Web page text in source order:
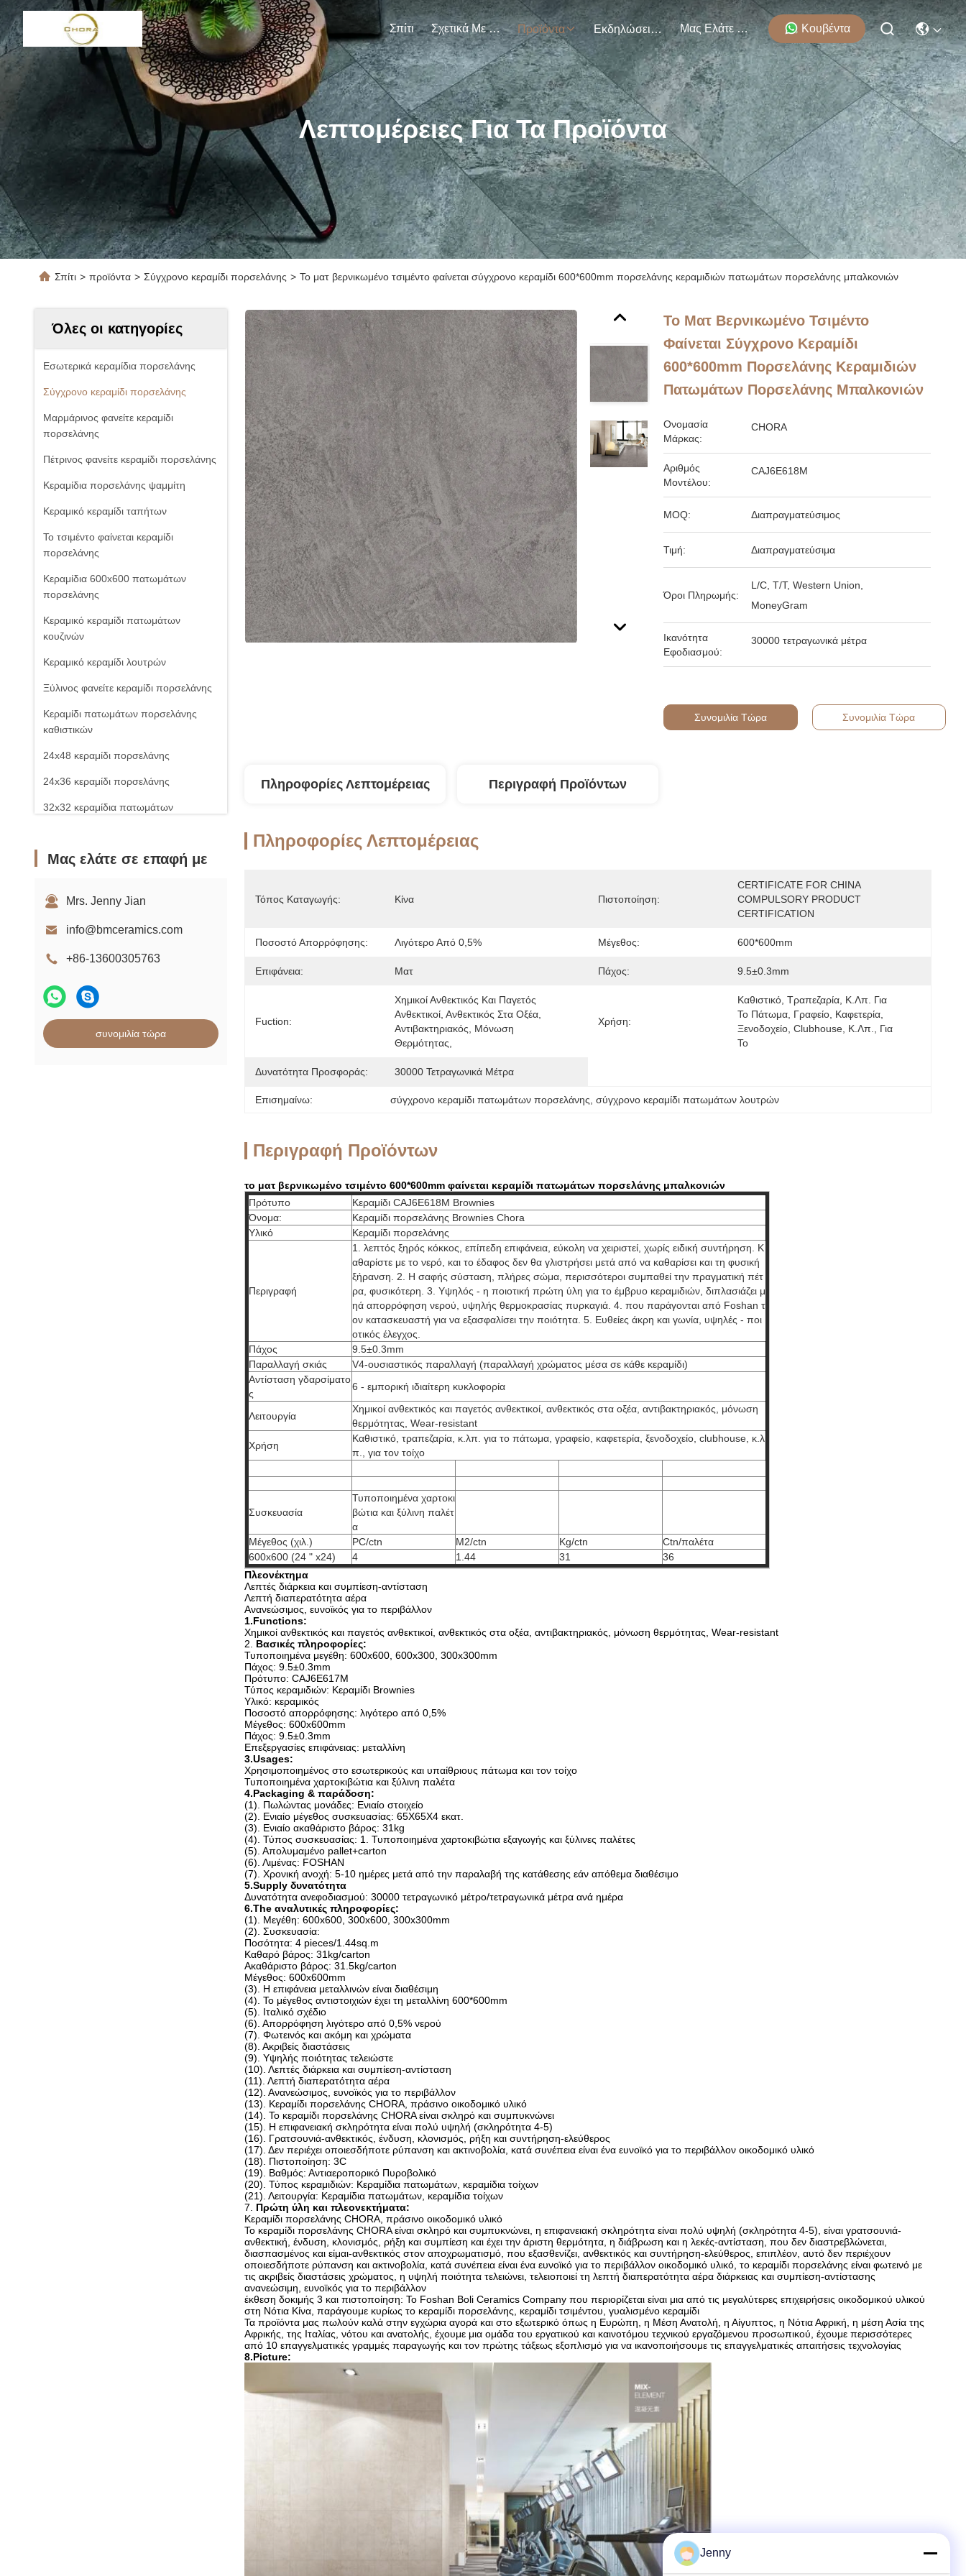
Σπίτι Σχετικά Με Εμάς Προϊόντα Εκδηλώσεις Μας Ελάτε Σε Επαφή Με Κουβέντα
Λεπτομέρειες Για Τα Προϊόντα
Σπίτι > προϊόντα > Σύγχρονο κεραμίδι πορσελάνης > Το ματ βερνικωμένο τσιμέντο φαίνεται σύγχρονο κεραμίδι 600*600mm πορσελάνης κεραμιδιών πατωμάτων πορσελάνης μπαλκονιών
Όλες οι κατηγορίες
Εσωτερικά κεραμίδια πορσελάνης
Σύγχρονο κεραμίδι πορσελάνης
Μαρμάρινος φανείτε κεραμίδι
πορσελάνης
Πέτρινος φανείτε κεραμίδι πορσελάνης
Κεραμίδια πορσελάνης ψαμμίτη
Κεραμικό κεραμίδι ταπήτων
Το τσιμέντο φαίνεται κεραμίδι
πορσελάνης
Κεραμίδια 600x600 πατωμάτων
πορσελάνης
Κεραμικό κεραμίδι πατωμάτων
κουζινών
Κεραμικό κεραμίδι λουτρών
Ξύλινος φανείτε κεραμίδι πορσελάνης
Κεραμίδι πατωμάτων πορσελάνης
καθιστικών
24x48 κεραμίδι πορσελάνης
24x36 κεραμίδι πορσελάνης
32x32 κεραμίδια πατωμάτων
Μας ελάτε σε επαφή με
Mrs. Jenny Jian
info@bmceramics.com
+86-13600305763
συνομιλία τώρα
Το Ματ Βερνικωμένο Τσιμέντο
Φαίνεται Σύγχρονο Κεραμίδι
600*600mm Πορσελάνης Κεραμιδιών
Πατωμάτων Πορσελάνης Μπαλκονιών
Ονομασία
Μάρκας:
CHORA
Αριθμός
Μοντέλου:
CAJ6E618M
MOQ: Διαπραγματεύσιμος
Τιμή: Διαπραγματεύσιμα
Όροι Πληρωμής:
L/C, T/T, Western Union,
MoneyGram
Ικανότητα
Εφοδιασμού:
30000 τετραγωνικά μέτρα
Συνομιλία Τώρα Συνομιλία Τώρα
Πληροφορίες Λεπτομέρειας Περιγραφή Προϊόντων
Πληροφορίες Λεπτομέρειας
Τόπος Καταγωγής: Κίνα Πιστοποίηση:
CERTIFICATE FOR CHINA
COMPULSORY PRODUCT
CERTIFICATION
Ποσοστό Απορρόφησης: Λιγότερο Από 0,5% Μέγεθος: 600*600mm
Επιφάνεια: Ματ Πάχος: 9.5±0.3mm
Fuction:
Χημικοί Ανθεκτικός Και Παγετός
Ανθεκτικοί, Ανθεκτικός Στα Οξέα,
Αντιβακτηριακός, Μόνωση
Θερμότητας,
Χρήση:
Καθιστικό, Τραπεζαρία, Κ.λπ. Για
Το Πάτωμα, Γραφείο, Καφετερία,
Ξενοδοχείο, Clubhouse, Κ.λπ., Για
Το
Δυνατότητα Προσφοράς: 30000 Τετραγωνικά Μέτρα
Επισημαίνω: σύγχρονο κεραμίδι πατωμάτων πορσελάνης , σύγχρονο κεραμίδι πατωμάτων λουτρών
Περιγραφή Προϊόντων
το ματ βερνικωμένο τσιμέντο 600*600mm φαίνεται κεραμίδι πατωμάτων πορσελάνης μπαλκονιών
Πρότυπο
Κεραμίδι CAJ6E618M Brownies
Όνομα:
Κεραμίδι πορσελάνης Brownies Chora
Υλικό
Κεραμίδι πορσελάνης
Περιγραφή
1. λεπτός ξηρός κόκκος, επίπεδη επιφάνεια, εύκολη να χειριστεί, χωρίς ειδική συντήρηση. Κ
αθαρίστε με το νερό, και το έδαφος δεν θα γλιστρήσει μετά από να καθαρίσει και τη φυσική
ξήρανση. 2. Η σαφής σύσταση, πλήρες σώμα, περισσότεροι συμπαθεί την πραγματική πέτ
ρα, φυσικότερη. 3. Υψηλός - η ποιοτική πρώτη ύλη για το έμβρυο κεραμιδιών, διπλασιάζει μ
ηά απορρόφηση νερού, υψηλής θερμοκρασίας πυρκαγιά. 4. που παράγονται από Foshan τ
ον κατασκευαστή για να εξασφαλίσει την ποιότητα. 5. Ευθείες άκρη και γωνία, υψηλές - ποι
οτικός έλεγχος.
Πάχος
9.5±0.3mm
Παραλλαγή σκιάς
V4-ουσιαστικός παραλλαγή (παραλλαγή χρώματος μέσα σε κάθε κεραμίδι)
Αντίσταση γδαρσίματο
ς
6 - εμπορική ιδιαίτερη κυκλοφορία
Λειτουργία
Χημικοί ανθεκτικός και παγετός ανθεκτικοί, ανθεκτικός στα οξέα, αντιβακτηριακός, μόνωση
θερμότητας, Wear-resistant
Χρήση
Καθιστικό, τραπεζαρία, κ.λπ. για το πάτωμα, γραφείο, καφετερία, ξενοδοχείο, clubhouse, κ.λ
π., για τον τοίχο
Συσκευασία
Τυποποιημένα χαρτοκι
βώτια και ξύλινη παλέτ
α
Μέγεθος (χιλ.)
PC/ctn M2/ctn Kg/ctn
Ctn/παλέτα
600x600 (24 " x24)
4 1.44 31
36
Πλεονέκτημα
Λεπτές διάρκεια και συμπίεση-αντίσταση
Λεπτή διαπερατότητα αέρα
Ανανεώσιμος, ευνοϊκός για το περιβάλλον
1.Functions:
Χημικοί ανθεκτικός και παγετός ανθεκτικοί, ανθεκτικός στα οξέα, αντιβακτηριακός, μόνωση θερμότητας, Wear-resistant
2. Βασικές πληροφορίες:
Τυποποιημένα μεγέθη: 600x600, 600x300, 300x300mm
Πάχος: 9.5±0.3mm
Πρότυπο: CAJ6E617M
Τύπος κεραμιδιών: Κεραμίδι Brownies
Υλικό: κεραμικός
Ποσοστό απορρόφησης: λιγότερο από 0,5%
Μέγεθος: 600x600mm
Πάχος: 9.5±0.3mm
Επεξεργασίες επιφάνειας: μεταλλίνη
3.Usages:
Χρησιμοποιημένος στο εσωτερικούς και υπαίθριους πάτωμα και τον τοίχο
Τυποποιημένα χαρτοκιβώτια και ξύλινη παλέτα
4.Packaging & παράδοση:
(1). Πωλώντας μονάδες: Ενιαίο στοιχείο
(2). Ενιαίο μέγεθος συσκευασίας: 65X65X4 εκατ.
(3). Ενιαίο ακαθάριστο βάρος: 31kg
(4). Τύπος συσκευασίας: 1. Τυποποιημένα χαρτοκιβώτια εξαγωγής και ξύλινες παλέτες
(5). Απολυμαμένο pallet+carton
(6). Λιμένας: FOSHAN
(7). Χρονική ανοχή: 5-10 ημέρες μετά από την παραλαβή της κατάθεσης εάν απόθεμα διαθέσιμο
5.Supply δυνατότητα
Δυνατότητα ανεφοδιασμού: 30000 τετραγωνικό μέτρο/τετραγωνικά μέτρα ανά ημέρα
6.The αναλυτικές πληροφορίες:
(1). Μεγέθη: 600x600, 300x600, 300x300mm
(2). Συσκευασία:
Ποσότητα: 4 pieces/1.44sq.m
Καθαρό βάρος: 31kg/carton
Ακαθάριστο βάρος: 31.5kg/carton
Μέγεθος: 600x600mm
(3). Η επιφάνεια μεταλλινών είναι διαθέσιμη
(4). Το μέγεθος αντιστοιχιών έχει τη μεταλλίνη 600*600mm
(5). Ιταλικό σχέδιο
(6). Απορρόφηση λιγότερο από 0,5% νερού
(7). Φωτεινός και ακόμη και χρώματα
(8). Ακριβείς διαστάσεις
(9). Υψηλής ποιότητας τελειώστε
(10). Λεπτές διάρκεια και συμπίεση-αντίσταση
(11). Λεπτή διαπερατότητα αέρα
(12). Ανανεώσιμος, ευνοϊκός για το περιβάλλον
(13). Κεραμίδι πορσελάνης CHORA, πράσινο οικοδομικό υλικό
(14). Το κεραμίδι πορσελάνης CHORA είναι σκληρό και συμπυκνώνει
(15). Η επιφανειακή σκληρότητα είναι πολύ υψηλή (σκληρότητα 4-5)
(16). Γρατσουνιά-ανθεκτικός, ένδυση, κλονισμός, ρήξη και συντήρηση-ελεύθερος
(17). Δεν περιέχει οποιεσδήποτε ρύπανση και ακτινοβολία, κατά συνέπεια είναι ένα ευνοϊκό για το περιβάλλον οικοδομικό υλικό
(18). Πιστοποίηση: 3C
(19). Βαθμός: Αντιαεροπορικό Πυροβολικό
(20). Τύπος κεραμιδιών: Κεραμίδια πατωμάτων, κεραμίδια τοίχων
(21). Λειτουργία: Κεραμίδια πατωμάτων, κεραμίδια τοίχων
7. Πρώτη ύλη και πλεονεκτήματα:
Κεραμίδι πορσελάνης CHORA, πράσινο οικοδομικό υλικό
Το κεραμίδι πορσελάνης CHORA είναι σκληρό και συμπυκνώνει, η επιφανειακή σκληρότητα είναι πολύ υψηλή (σκληρότητα 4-5), είναι γρατσουνιά-
ανθεκτική, ένδυση, κλονισμός, ρήξη και συμπίεση και έχει την άριστη θερμότητα, η διάβρωση και η λεκές-αντίσταση, που δεν διαστρεβλώνεται,
διασπασμένος και είμαι-ανθεκτικός στον αποχρωματισμό, που εξασθενίζει, ανθεκτικός και συντήρηση-ελεύθερος, επιπλέον, αυτό δεν περιέχουν
οποιεσδήποτε ρύπανση και ακτινοβολία, κατά συνέπεια είναι ένα ευνοϊκό για το περιβάλλον οικοδομικό υλικό, το κεραμίδι πορσελάνης είναι φωτεινό με
τις ακριβείς διαστάσεις χρώματος, η υψηλή ποιότητα τελειώνει, τελειοποιεί τη λεπτή διαπερατότητα αέρα διάρκειας και συμπίεση-αντίστασης
ανανεώσιμη, ευνοϊκός για το περιβάλλον
έκθεση δοκιμής 3 και πιστοποίηση: Το Foshan Boli Ceramics Company που περιορίζεται είναι μια από τις μεγαλύτερες επιχειρήσεις οικοδομικού υλικού
στη Νότια Κίνα, παράγουμε κυρίως το κεραμίδι πορσελάνης, κεραμίδι τσιμέντου, γυαλισμένο κεραμίδι
Τα προϊόντα μας πωλούν καλά στην εγχώρια αγορά και στο εξωτερικό όπως η Ευρώπη, η Μέση Ανατολή, η Αίγυπτος, η Νότια Αφρική, η μέση Ασία της
Αφρικής, της Ιταλίας, νότου και ανατολής, έχουμε μια ομάδα του εργατικού και καινοτόμου τεχνικού εργαζόμενου προσωπικού, έχουμε περισσότερες
από 10 επαγγελματικές γραμμές παραγωγής και τον πρώτης τάξεως εξοπλισμό για να ικανοποιήσουμε τις επαγγελματικές απαιτήσεις τεχνολογίας
8.Picture:
Jenny